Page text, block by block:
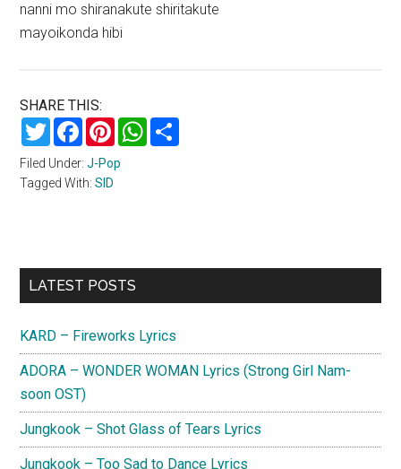
nanni mo shiranakute shiritakute
mayoikonda hibi
SHARE THIS:
TwitterFacebookPinterestWhatsApp
Filed Under:J-Pop
Tagged With:SID
Primary
LATEST POSTS
KARD – Fireworks Lyrics
ADORA – WONDER WOMAN Lyrics (Strong Girl Nam-
soon OST)
Jungkook – Shot Glass of Tears Lyrics
Jungkook – Too Sad to Dance Lyrics